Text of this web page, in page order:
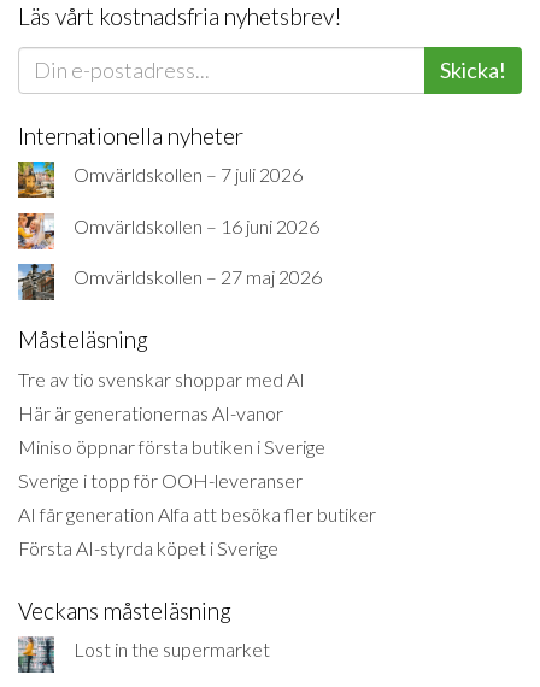
Läs vårt kostnadsfria nyhetsbrev!
Skicka!
Internationella nyheter
Omvärldskollen – 7 juli 2026
Omvärldskollen – 16 juni 2026
Omvärldskollen – 27 maj 2026
Måsteläsning
Tre av tio svenskar shoppar med AI
Här är generationernas AI-vanor
Miniso öppnar första butiken i Sverige
Sverige i topp för OOH-leveranser
AI får generation Alfa att besöka fler butiker
Första AI-styrda köpet i Sverige
Veckans måsteläsning
Lost in the supermarket